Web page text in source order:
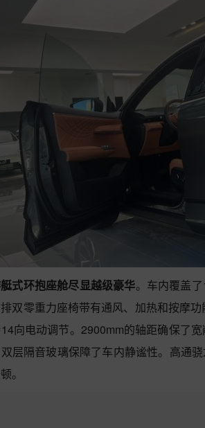
式环抱座舱尽显越级豪华。车内覆盖
双零重力座椅带有通风、加热和按摩
向电动调节。2900mm的轴距确保了
层隔音玻璃保障了车内静谧性。高通
。